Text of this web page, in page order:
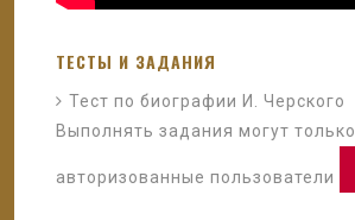
ТЕСТЫ И ЗАДАНИЯ
Тест по биографии И. Черского
Выполнять задания могут только
авторизованные пользователи